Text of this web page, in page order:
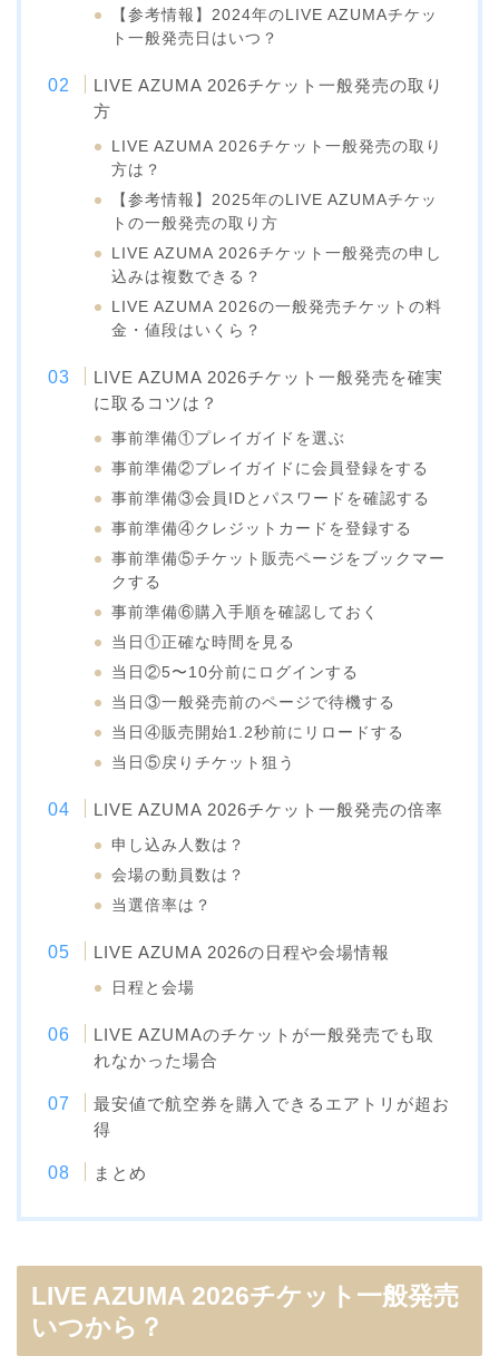
【参考情報】2024年のLIVE AZUMAチケッ
ト一般発売日はいつ？
LIVE AZUMA 2026チケット一般発売の取り
方
LIVE AZUMA 2026チケット一般発売の取り
方は？
【参考情報】2025年のLIVE AZUMAチケッ
トの一般発売の取り方
LIVE AZUMA 2026チケット一般発売の申し
込みは複数できる？
LIVE AZUMA 2026の一般発売チケットの料
金・値段はいくら？
LIVE AZUMA 2026チケット一般発売を確実
に取るコツは？
事前準備①プレイガイドを選ぶ
事前準備②プレイガイドに会員登録をする
事前準備③会員IDとパスワードを確認する
事前準備④クレジットカードを登録する
事前準備⑤チケット販売ページをブックマー
クする
事前準備⑥購入手順を確認しておく
当日①正確な時間を見る
当日②5〜10分前にログインする
当日③一般発売前のページで待機する
当日④販売開始1.2秒前にリロードする
当日⑤戻りチケット狙う
LIVE AZUMA 2026チケット一般発売の倍率
申し込み人数は？
会場の動員数は？
当選倍率は？
LIVE AZUMA 2026の日程や会場情報
日程と会場
LIVE AZUMAのチケットが一般発売でも取
れなかった場合
最安値で航空券を購入できるエアトリが超お
得
まとめ
LIVE AZUMA 2026チケット一般発売
いつから？